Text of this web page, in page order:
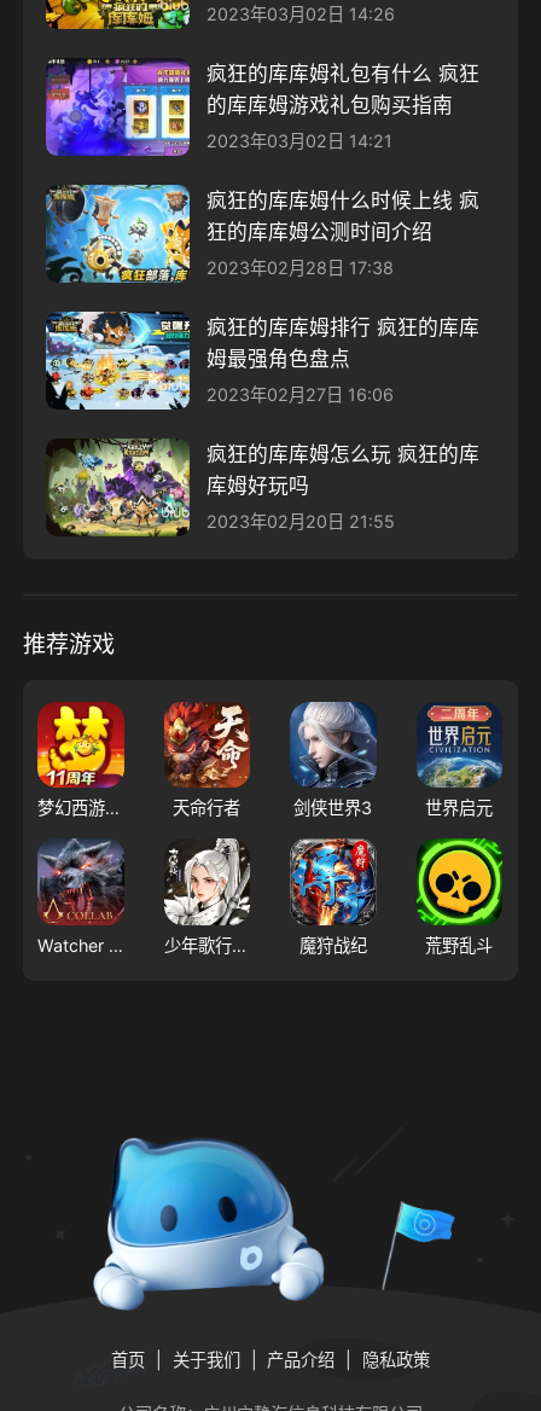
2023年03月02日 14:26
疯狂的库库姆礼包有什么 疯狂
的库库姆游戏礼包购买指南
2023年03月02日 14:21
疯狂的库库姆什么时候上线 疯
狂的库库姆公测时间介绍
2023年02月28日 17:38
疯狂的库库姆排行 疯狂的库库
姆最强角色盘点
2023年02月27日 16:06
疯狂的库库姆怎么玩 疯狂的库
库姆好玩吗
2023年02月20日 21:55
推荐游戏
梦幻西游（大陆服） 天命行者 剑侠世界3 世界启元
Watcher of Realms - US 少年歌行：风花雪月 魔狩战纪 荒野乱斗
首页 关于我们 产品介绍 隐私政策